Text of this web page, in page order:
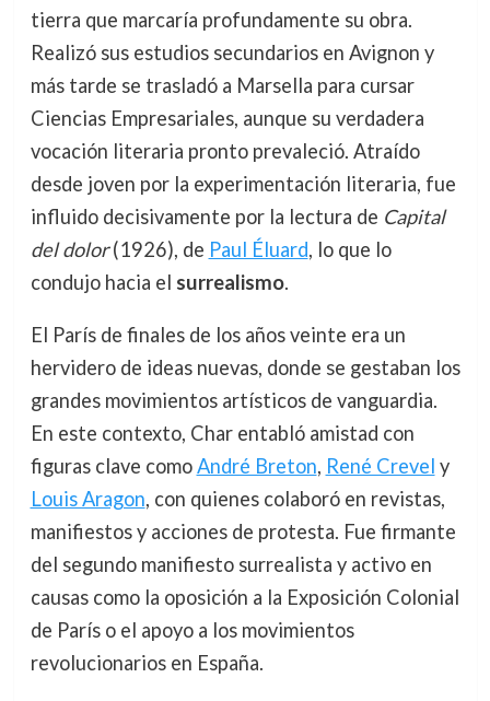
tierra que marcaría profundamente su obra.
Realizó sus estudios secundarios en Avignon y
más tarde se trasladó a Marsella para cursar
Ciencias Empresariales, aunque su verdadera
vocación literaria pronto prevaleció. Atraído
desde joven por la experimentación literaria, fue
influido decisivamente por la lectura de Capital
del dolor(1926), de Paul Éluard, lo que lo
condujo hacia el surrealismo.
El París de finales de los años veinte era un
hervidero de ideas nuevas, donde se gestaban los
grandes movimientos artísticos de vanguardia.
En este contexto, Char entabló amistad con
figuras clave comoAndré Breton, René Crevel y
Louis Aragon, con quienes colaboró en revistas,
manifiestos y acciones de protesta. Fue firmante
del segundo manifiesto surrealista y activo en
causas como la oposición a la Exposición Colonial
de París o el apoyo a los movimientos
revolucionarios en España.